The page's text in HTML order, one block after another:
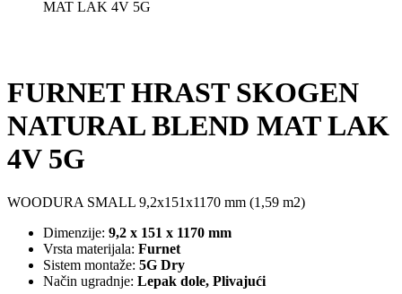
FURNET HRAST SKOGEN
NATURAL BLEND MAT LAK
4V 5G
WOODURA SMALL 9,2x151x1170 mm (1,59 m2)
Dimenzije: 9,2 x 151 x 1170 mm
Vrsta materijala: Furnet
Sistem montaže: 5G Dry
Način ugradnje: Lepak dole, Plivajući